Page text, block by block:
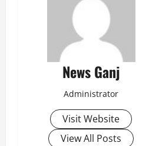
News Ganj
Administrator
Visit Website
View All Posts